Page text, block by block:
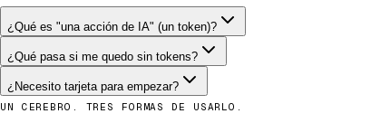
¿Qué es "una acción de IA" (un token)?
¿Qué pasa si me quedo sin tokens?
¿Necesito tarjeta para empezar?
UN CEREBRO. TRES FORMAS DE USARLO.